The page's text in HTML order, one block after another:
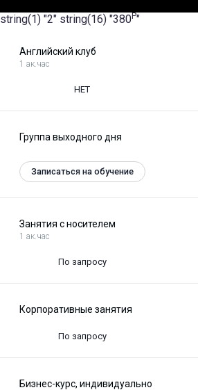
string(1) "2" string(16) "380Р"
Английский клуб
1 ак.час
НЕТ
Группа выходного дня
Записаться на обучение
Занятия с носителем
1 ак.час
По запросу
Корпоративные занятия
По запросу
Бизнес-курс, индивидуально